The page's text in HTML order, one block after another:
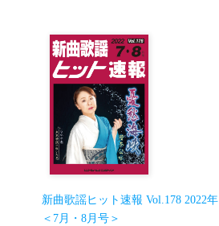
新曲歌謡ヒット速報 Vol.178 2022年
＜7月・8月号＞